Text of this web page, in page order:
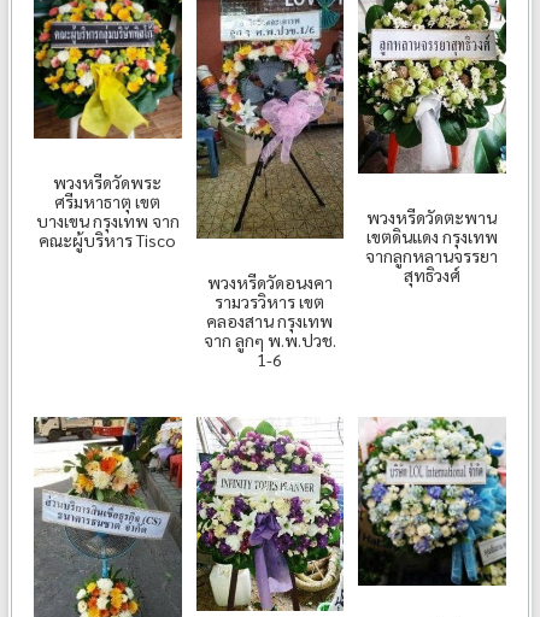
พวงหรีดวัดพระ
ศรีมหาธาตุ เขต
บางเขน กรุงเทพ จาก
คณะผู้บริหาร Tisco
พวงหรีดวัดอนงคา
รามวรวิหาร เขต
คลองสาน กรุงเทพ
จาก ลูกๆ พ.พ.ปวช.
1-6
พวงหรีดวัดตะพาน
เขตดินแดง กรุงเทพ
จากลูกหลานจรรยา
สุทธิวงศ์